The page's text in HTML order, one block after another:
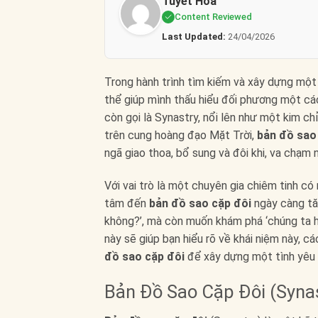
Content Reviewed
Last Updated: 24/04/2026
Trong hành trình tìm kiếm và xây dựng
thể giúp mình thấu hiểu đối phương một
còn gọi là Synastry, nổi lên như một kim
trên cung hoàng đạo Mặt Trời, bản đồ
ngã giao thoa, bổ sung và đôi khi, va chạm
Với vai trò là một chuyên gia chiêm tinh có
tâm đến bản đồ sao cặp đôi ngày càng
không?’, mà còn muốn khám phá ‘chúng
này sẽ giúp bạn hiểu rõ về khái niệm này,
đồ sao cặp đôi để xây dựng một tình yêu
Bản Đồ Sao Cặp Đôi